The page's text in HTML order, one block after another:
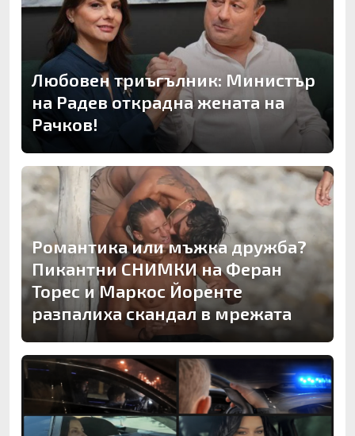
Любовен триъгълник: Министър
на Радев открадна жената на
Рачков!
Романтика или мъжка дружба?
Пикантни СНИМКИ на Феран
Торес и Маркос Йоренте
разпалиха скандал в мрежата